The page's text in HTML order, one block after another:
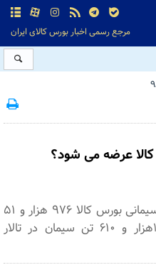
مرجع رسمی اخبار بورس کالای ایران
عرضه می شود؟
امروز یکشنبه ۲۴ خرداد و در روز سیمانی بورس کالا ۹۷۶ هزار و ۵۱
تن سیمان در تالار سیمان و ۱۸۳هزار و ۶۱۰ تن سیمان در تالار